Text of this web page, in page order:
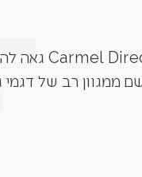
ממגוון רב של דגמי